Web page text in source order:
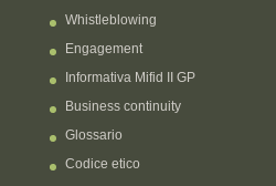
Whistleblowing
Engagement
Informativa Mifid II GP
Business continuity
Glossario
Codice etico